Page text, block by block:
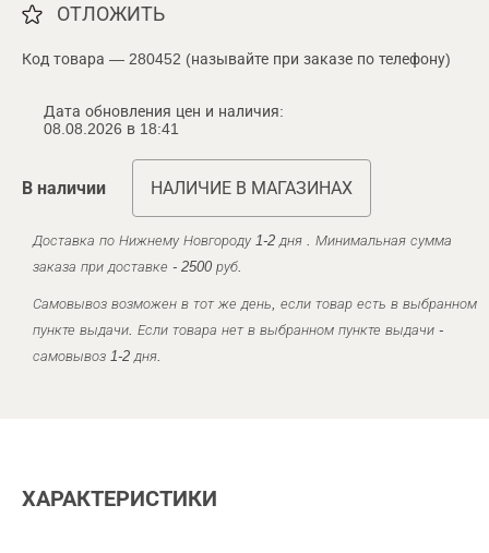
ОТЛОЖИТЬ
Код товара — 280452 (называйте при заказе по телефону)
Дата обновления цен и наличия:
08.08.2026 в 18:41
В наличии НАЛИЧИЕ В МАГАЗИНАХ
Доставка по Нижнему Новгороду 1-2 дня . Минимальная сумма
заказа при доставке - 2500 руб.
Самовывоз возможен в тот же день, если товар есть в выбранном
пункте выдачи. Если товара нет в выбранном пункте выдачи -
самовывоз 1-2 дня.
ХАРАКТЕРИСТИКИ